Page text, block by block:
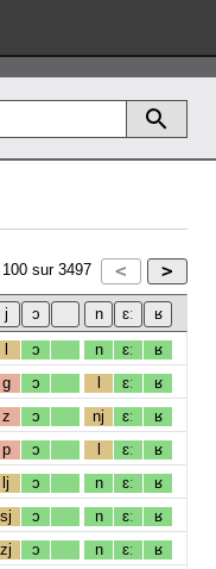
100 sur 3497
l ɔ n ɛː ʁ
g ɔ l ɛː ʁ
z ɔ nj ɛː ʁ
p ɔ l ɛː ʁ
lj ɔ n ɛː ʁ
sj ɔ n ɛː ʁ
zj ɔ n ɛː ʁ